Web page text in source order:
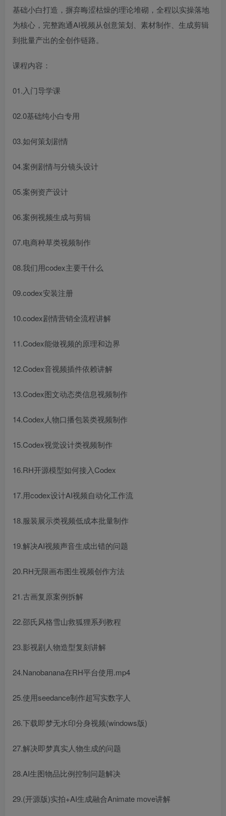
基础小白打造，摒弃晦涩枯燥的理论堆砌，全程以实操落地
为核心，完整跑通AI视频从创意策划、素材制作、生成剪辑
到批量产出的全创作链路。
课程内容：
01.入门导学课
02.0基础纯小白专用
03.如何策划剧情
04.案例剧情与分镜头设计
05.案例资产设计
06.案例视频生成与剪辑
07.电商种草类视频制作
08.我们用codex主要干什么
09.codex安装注册
10.codex剧情营销全流程讲解
11.Codex能做视频的原理和边界
12.Codex音视频插件依赖讲解
13.Codex图文动态类信息视频制作
14.Codex人物口播包装类视频制作
15.Codex视觉设计类视频制作
16.RH开源模型如何接入Codex
17.用codex设计AI视频自动化工作流
18.服装展示类视频低成本批量制作
19.解决AI视频声音生成出错的问题
20.RH无限画布图生视频创作方法
21.古画复原案例拆解
22.邵氏风格雪山救狐狸系列教程
23.影视剧人物造型复刻讲解
24.Nanobanana在RH平台使用.mp4
25.使用seedance制作超写实数字人
26.下载即梦无水印分身视频(windows版)
27.解决即梦真实人物生成的问题
28.AI生图物品比例控制问题解决
29.(开源版)实拍+AI生成融合Animate move讲解